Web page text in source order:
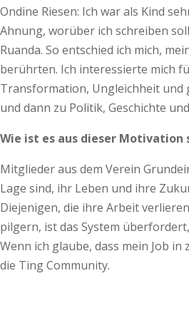
Ondine Riesen: Ich war als Kind
Ahnung, worüber ich schreiben
Ruanda. So entschied ich mich,
berührten. Ich interessierte mich
Transformation, Ungleichheit und
und dann zu Politik, Geschichte
Wie ist es aus dieser Motivation
Mitglieder aus dem Verein
Lage sind, ihr Leben und ihre
Diejenigen, die ihre Arbeit
pilgern, ist das System
Wenn ich glaube, dass mein Job
die Ting Community.